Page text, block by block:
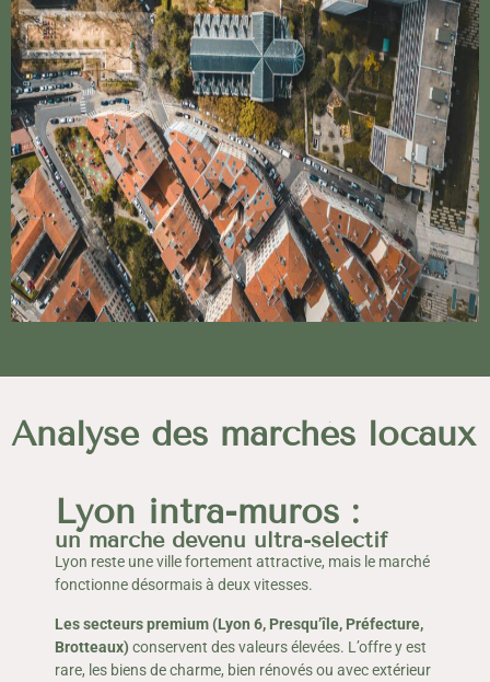
Analyse des marchés locaux
Lyon intra-muros :
un marché devenu ultra-sélectif
Lyon reste une ville fortement attractive, mais le marché
fonctionne désormais à deux vitesses.
Les secteurs premium (Lyon 6, Presqu’île, Préfecture,
Brotteaux) conservent des valeurs élevées. L’offre y est
rare, les biens de charme, bien rénovés ou avec extérieur